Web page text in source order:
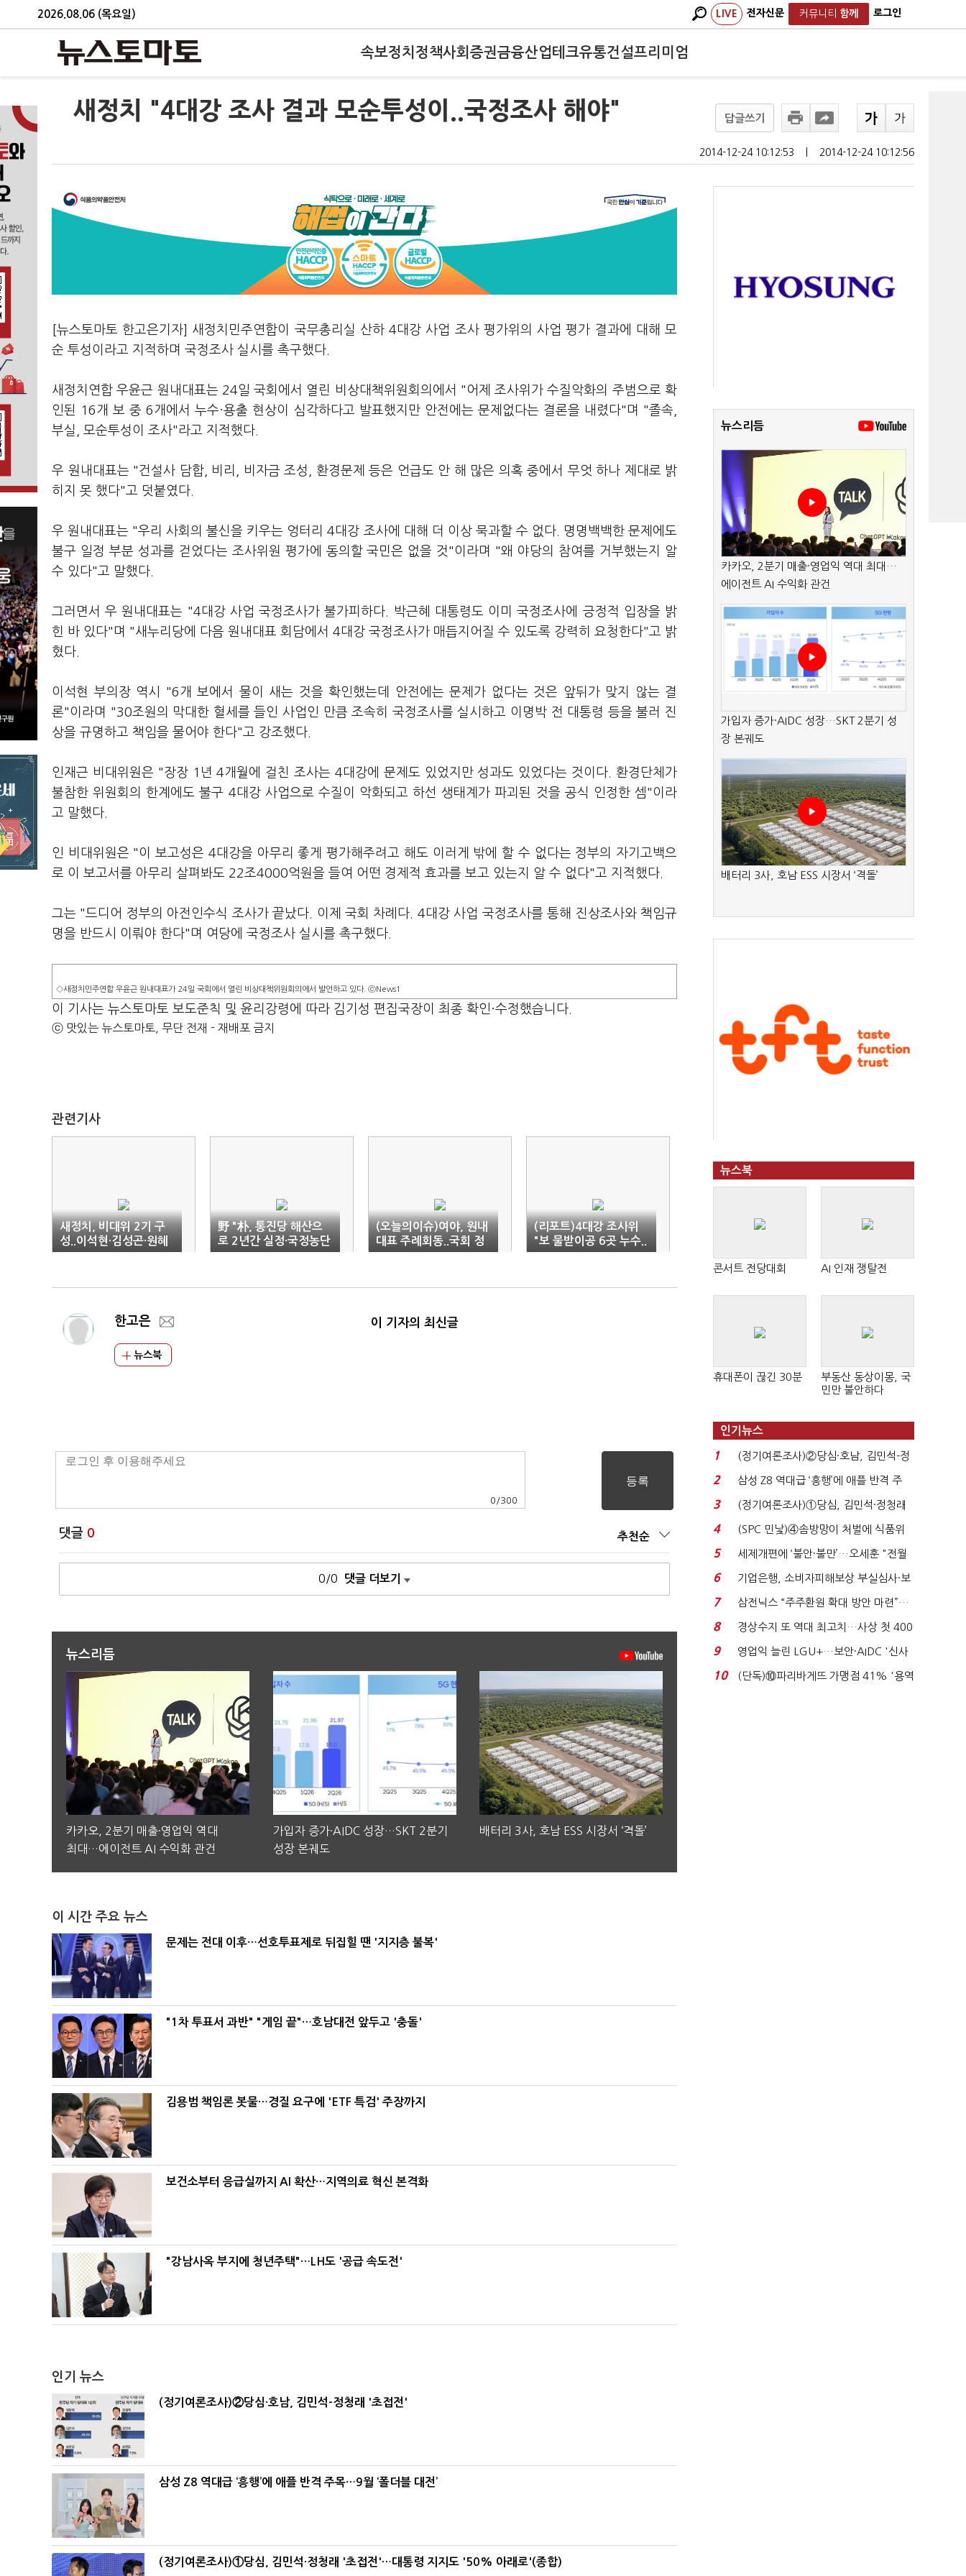
2026.08.06 (목요일) LIVE 전자신문 커뮤니티 함께 로그인
속보정치 정책사회 증권금융산업테크유통건설프리미엄
새정치 "4대강 조사 결과 모순투성이..국정조사 해야" 답글쓰기
2014-12-24 10:12:53 2014-12-24 10:12:56
[뉴스토마토 한고은기자] 새정치민주연합이 국무총리실 산하 4대강 사업 조사 평가위의 사업 평가 결과에 대해 모
순 투성이라고 지적하며 국정조사 실시를 촉구했다.
새정치연합 우윤근 원내대표는 24일 국회에서 열린 비상대책위원회의에서 "어제 조사위가 수질악화의 주범으로 확
인된 16개 보 중 6개에서 누수·용출 현상이 심각하다고 발표했지만 안전에는 문제없다는 결론을 내렸다"며 "졸속,
부실, 모순투성이 조사"라고 지적했다.
우 원내대표는 "건설사 담합, 비리, 비자금 조성, 환경문제 등은 언급도 안 해 많은 의혹 중에서 무엇 하나 제대로 밝
히지 못 했다"고 덧붙였다.
우 원내대표는 "우리 사회의 불신을 키우는 엉터리 4대강 조사에 대해 더 이상 묵과할 수 없다. 명명백백한 문제에도
불구 일정 부분 성과를 걷었다는 조사위원 평가에 동의할 국민은 없을 것"이라며 "왜 야당의 참여를 거부했는지 알
수 있다"고 말했다.
그러면서 우 원내대표는 "4대강 사업 국정조사가 불가피하다. 박근혜 대통령도 이미 국정조사에 긍정적 입장을 밝
힌 바 있다"며 "새누리당에 다음 원내대표 회담에서 4대강 국정조사가 매듭지어질 수 있도록 강력히 요청한다"고 밝
혔다.
이석현 부의장 역시 "6개 보에서 물이 새는 것을 확인했는데 안전에는 문제가 없다는 것은 앞뒤가 맞지 않는 결
론"이라며 "30조원의 막대한 혈세를 들인 사업인 만큼 조속히 국정조사를 실시하고 이명박 전 대통령 등을 불러 진
상을 규명하고 책임을 물어야 한다"고 강조했다.
인재근 비대위원은 "장장 1년 4개월에 걸친 조사는 4대강에 문제도 있었지만 성과도 있었다는 것이다. 환경단체가
불참한 위원회의 한계에도 불구 4대강 사업으로 수질이 악화되고 하선 생태계가 파괴된 것을 공식 인정한 셈"이라
고 말했다.
인 비대위원은 "이 보고성은 4대강을 아무리 좋게 평가해주려고 해도 이러게 밖에 할 수 없다는 정부의 자기고백으
로 이 보고서를 아무리 살펴봐도 22조4000억원을 들여 어떤 경제적 효과를 보고 있는지 알 수 없다"고 지적했다.
그는 "드디어 정부의 아전인수식 조사가 끝났다. 이제 국회 차례다. 4대강 사업 국정조사를 통해 진상조사와 책임규
명을 반드시 이뤄야 한다"며 여당에 국정조사 실시를 촉구했다.
◇새정치민주연합 우윤근 원내대표가 24일 국회에서 열린 비상대책위원회의에서 발언하고 있다. ⓒNews1
이 기사는 뉴스토마토 보도준칙 및 윤리강령에 따라 김기성 편집국장이 최종 확인·수정했습니다.
ⓒ 맛있는 뉴스토마토, 무단 전재 - 재배포 금지
관련기사
새정치, 비대위 2기 구
성..이석현·김성곤·원혜
영
野 "朴, 통진당 해산으
로 2년간 실정·국정농단
의혹 못 덮어"
(오늘의이슈)여야, 원내
대표 주례회동..국회 정
상화 분수령
(리포트)4대강 조사위
"보 물받이공 6곳 누수..
대책 필요"
한고은
뉴스북
이 기자의 최신글
0 /300
댓글 0 추천순
0/0 댓글 더보기
뉴스리듬
카카오, 2분기 매출·영업익 역대
최대…에이전트 AI 수익화 관건
가입자 증가·AIDC 성장…SKT 2분기
성장 본궤도
배터리 3사, 호남 ESS 시장서 ‘격돌’
이 시간 주요 뉴스
문제는 전대 이후…선호투표제로 뒤집힐 땐 '지지층 불복'
"1차 투표서 과반" "게임 끝"…호남대전 앞두고 '충돌'
김용범 책임론 봇물…경질 요구에 'ETF 특검' 주장까지
보건소부터 응급실까지 AI 확산…지역의료 혁신 본격화
"강남사옥 부지에 청년주택"…LH도 '공급 속도전'
인기 뉴스
(정기여론조사)②당심·호남, 김민석-정청래 '초접전'
삼성 Z8 역대급 ‘흥행’에 애플 반격 주목…9월 ‘폴더블 대전’
(정기여론조사)①당심, 김민석·정청래 '초접전'…대통령 지지도 '50% 아래로'(종합)
뉴스리듬
카카오, 2분기 매출·영업익 역대 최대…
에이전트 AI 수익화 관건
가입자 증가·AIDC 성장…SKT 2분기 성
장 본궤도
배터리 3사, 호남 ESS 시장서 ‘격돌’
뉴스북
콘서트 전당대회 AI 인재 쟁탈전
휴대폰이 끊긴 30분
부동산 동상이몽, 국
민만 불안하다
인기뉴스
1
(정기여론조사)②당심·호남, 김민석-정
청래 '초접전'...
2
삼성 Z8 역대급 ‘흥행’에 애플 반격 주
목…9월 ‘폴...
3
(정기여론조사)①당심, 김민석·정청래
'초접전'…대통령 ...
4
(SPC 민낯)④솜방망이 처벌에 식품위
생법 위반 반복...
5
세제개편에 ‘불안·불만’…오세훈 "전월
세 구하기 더 ...
6
기업은행, 소비자피해보상 부실심사·보
이스피싱 공시 ...
7
삼전닉스 “주주환원 확대 방안 마련”…
로이터에 성명...
8
경상수지 또 역대 최고치…사상 첫 400
억달러에 '3% 성...
9
영업익 늘린 LGU+…보안·AIDC '신사
업 드라이브'...
10
(단독)⑩파리바게뜨 가맹점 41% '용역